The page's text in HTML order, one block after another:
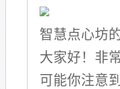
智慧点心坊
大家好！非
可能你注意